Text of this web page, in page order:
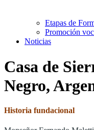
Etapas de
Promoción
Noticias
Casa de
Negro,
Historia fundacional